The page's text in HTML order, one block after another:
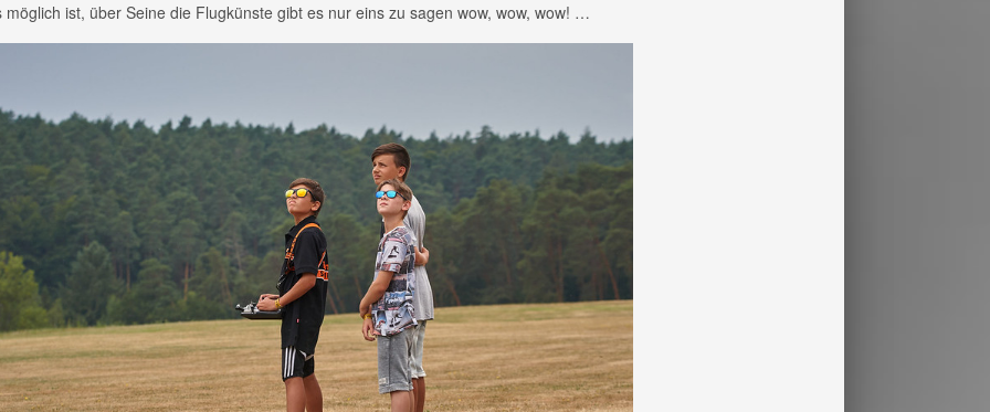
möglich ist, über Seine die Flugkünste gibt es nur eins zu sagen wow, wow, wow! …